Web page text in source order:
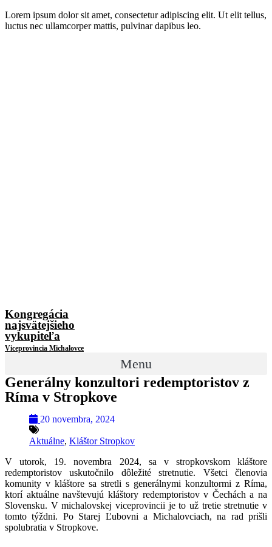
Lorem ipsum dolor sit amet, consectetur adipiscing elit. Ut elit tellus,
luctus nec ullamcorper mattis, pulvinar dapibus leo.
Kongregácia
najsvätejšieho
vykupiteľa
Viceprovincia Michalovce
Menu
Generálny konzultori redemptoristov z
Ríma v Stropkove
20 novembra, 2024
Aktuálne, Kláštor Stropkov
V utorok, 19. novembra 2024, sa v stropkovskom kláštore
redemptoristov uskutočnilo dôležité stretnutie. Všetci členovia
komunity v kláštore sa stretli s generálnymi konzultormi z Ríma,
ktorí aktuálne navštevujú kláštory redemptoristov v Čechách a na
Slovensku. V michalovskej viceprovincii je to už tretie stretnutie v
tomto týždni. Po Starej Ľubovni a Michalovciach, na rad prišli
spolubratia v Stropkove.